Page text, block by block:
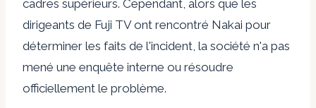
cadres supérieurs. Cependant, alors que les
dirigeants de Fuji TV ont rencontré Nakai pour
déterminer les faits de l'incident, la société n'a pas
mené une enquête interne ou résoudre
officiellement le problème.